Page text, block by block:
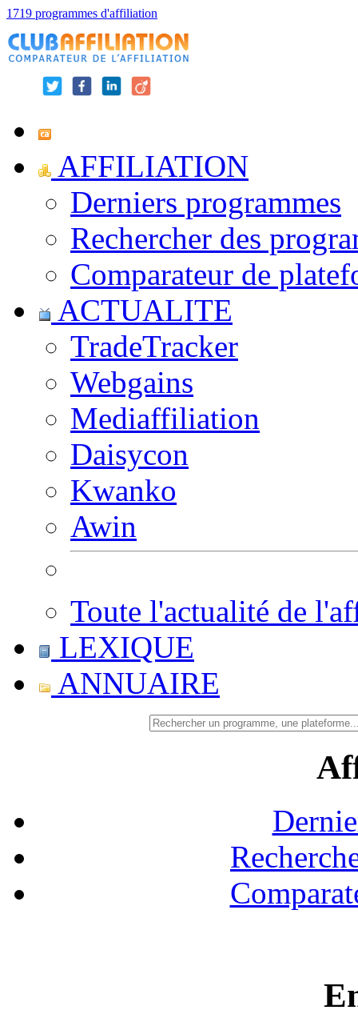
1719 programmes d'affiliation
AFFILIATION
Derniers programmes
Rechercher des
Comparateur de
ACTUALITE
TradeTracker
Webgains
Mediaffiliation
Daisycon
Kwanko
Awin
Toute l'actualité de
LEXIQUE
ANNUAIRE